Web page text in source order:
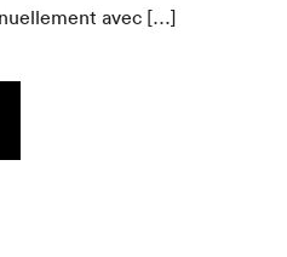
avec […]